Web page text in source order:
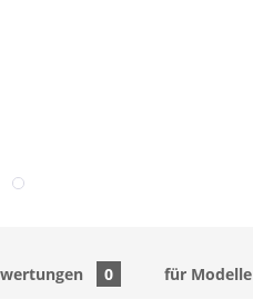
0 für Modelle